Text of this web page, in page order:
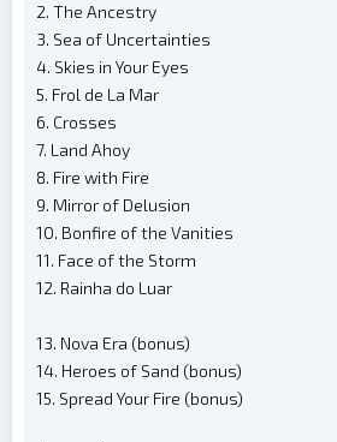
2. The Ancestry
3. Sea of Uncertainties
4. Skies in Your Eyes
5. Frol de La Mar
6. Crosses
7. Land Ahoy
8. Fire with Fire
9. Mirror of Delusion
10. Bonfire of the Vanities
11. Face of the Storm
12. Rainha do Luar
13. Nova Era (bonus)
14. Heroes of Sand (bonus)
15. Spread Your Fire (bonus)